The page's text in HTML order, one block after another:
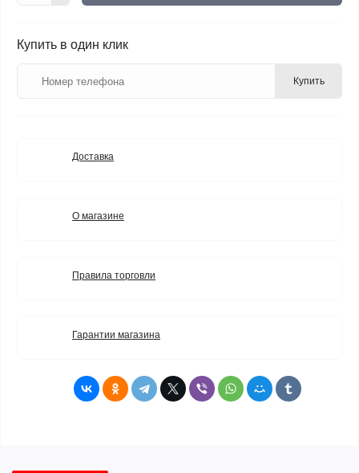
Купить в один клик
Купить
Доставка
О магазине
Правила торговли
Гарантии магазина